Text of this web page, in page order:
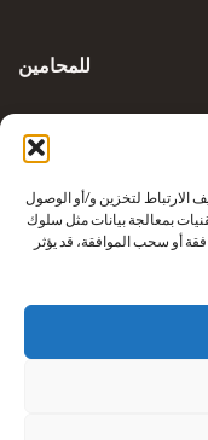
الارتباط لتخزين و/أو الوصول
بمعالجة بيانات مثل سلوك
أو سحب الموافقة، قد يؤثر
للمحامين
من شركة